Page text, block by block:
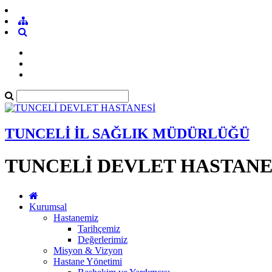
TUNCELİ İL SAĞLIK MÜDÜRLÜĞÜ
TUNCELİ DEVLET
Kurumsal
Hastanemiz
Tarihçemiz
Değerlerimiz
Misyon & Vizyon
Hastane Yönetimi